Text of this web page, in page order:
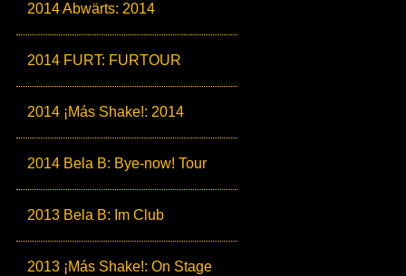
2014 Abwärts: 2014
2014 FURT: FURTOUR
2014 ¡Más Shake!: 2014
2014 Bela B: Bye-now! Tour
2013 Bela B: Im Club
2013 ¡Más Shake!: On Stage